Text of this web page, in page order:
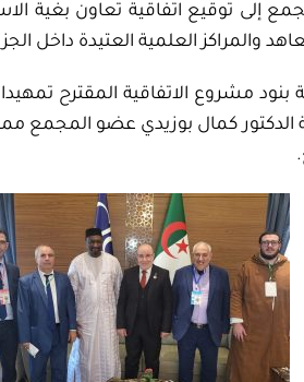
إلى توقيع اتفاقية تعاون بغية
والمراكز العلمية العتيدة داخل
مشروع الاتفاقية المقترح تمهيدا
الدكتور كمال بوزيدي عضو المجمع